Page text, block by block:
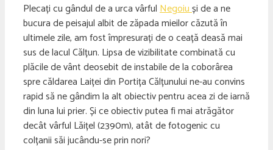
Plecați cu gândul de a urca vârfulNegoiuși de a ne
bucura de peisajul albit de zăpada mieilor căzută în
ultimele zile, am fost împresurați de o ceață deasă mai
sus de lacul Călțun. Lipsa de vizibilitate combinată cu
plăcile de vânt deosebit de instabile de la coborârea
spre căldarea Laiței din Portița Călțunului ne-au convins
rapid să ne gândim la alt obiectiv pentru acea zi de iarnă
din luna lui prier. Și ce obiectiv putea fi mai atrăgător
decât vârful Lăițel (2390m), atât de fotogenic cu
colțanii săi jucându-se prin nori?